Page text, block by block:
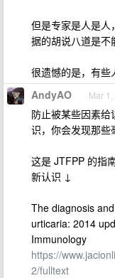
但是专家是人是人
据的胡说八道是不
很遗憾的是，有些
AndyAO Mar 1,
防止被某些因素
识，你会发现那些
这是 JTFPP 的指
新认识 ↓
The diagnosis
urticaria: 2014
Immunology
https://
2/fulltext